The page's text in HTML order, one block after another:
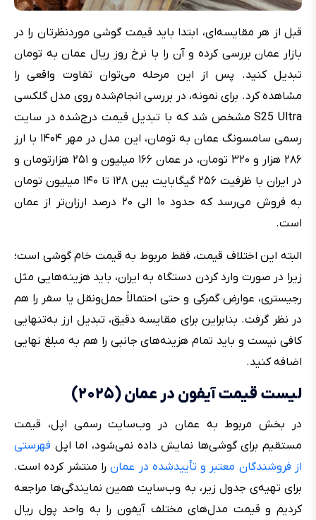
قبل از هر مقایسه‌ای، ابتدا باید قیمت گوشی موردنظرتان را در
بازار عمان بررسی کرده و آن را با نرخ روز ریال عمان به تومان
تبدیل کنید. پس از این مرحله می‌توان تفاوت واقعی را
مشاهده کرد. برای نمونه، در بررسی انجام‌شده روی مدل گلکسی
S25 Ultra مشخص شد که با تبدیل قیمت درج‌شده در سایت
رسمی سامسونگ عمان به تومان، این مدل در مهر ۱۴۰۴ با ارز
۲۸۶ هزار و ۳۲۰ تومان، در عمان ۱۶۶ میلیون و ۲۵۱ هزارتومان و
در ایران با ظرفیت ۲۵۶ گیگابایت بین ۱۲۸ تا ۱۴۰ میلیون تومان
به فروش می‌رسد که حدود ۱۰ الی ۲۰ درصد ارزان‌تر از عمان
است.
البته این اختلاف قیمت، فقط مربوط به قیمت خام گوشی است؛
زیرا در صورت وارد کردن دستگاه به ایران، باید هزینه‌هایی مثل
رجیستری، عوارض گمرکی و حتی احتمالاً حمل‌ونقل یا سفر را هم
در نظر گرفت. بنابراین برای مقایسه دقیق، تبدیل ارز به‌تنهایی
کافی نیست و باید تمام هزینه‌های جانبی را هم به مبلغ نهایی
اضافه کنید.
لیست قیمت آیفون در عمان (۲۰۲۵)
در بخش مربوط به عمان در وب‌سایت رسمی اپل، قیمت
مستقیم برای گوشی‌ها نمایش داده نمی‌شود، اما اپل فهرستی
از فروشندگان معتبر و تأییدشده در عمانرا منتشر کرده است.
برای تهیه‌ی جدول زیر، به وب‌سایت همین نمایندگی‌ها مراجعه
کردیم و قیمت مدل‌های مختلف آیفون را به واحد پول ریال